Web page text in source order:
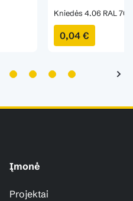
Kniedės 4.06 RAL
0,04 €
Įmonė
Projektai